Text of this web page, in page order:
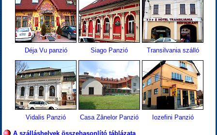
Déja Vu panzió Siago Panzió Transilvania szálló
Vidalis Panzió Casa Zânelor Panzió Iozefini Panzió
A szálláshelyek összehasonlító táblázata